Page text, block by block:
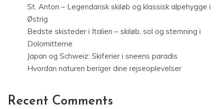
St. Anton – Legendarisk skiløb og klassisk alpehygge i
Østrig
Bedste skisteder i Italien – skiløb, sol og stemning i
Dolomitterne
Japan og Schweiz: Skiferier i sneens paradis
Hvordan naturen beriger dine rejseoplevelser
Recent Comments